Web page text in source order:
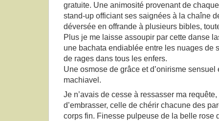
gratuite. Une animosité provenant de
stand-up officiant ses saignées à la chaîne
déversée en offrande à plusieurs bibles,
Plus je me laisse assoupir par cette danse
une bachata endiablée entre les nuages de
de rages dans tous les enfers.
Une osmose de grâce et d’onirisme
machiavel.
Je n’avais de cesse à ressasser ma
d’embrasser, celle de chérir chacune des
corps fin. Finesse pulpeuse de la belle rose